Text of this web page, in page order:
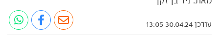
עודכן 30.04.24 13:05